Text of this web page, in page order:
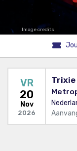
Image credits
VR
20
Nov
2026